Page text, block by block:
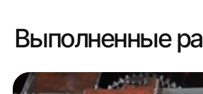
Выполненные